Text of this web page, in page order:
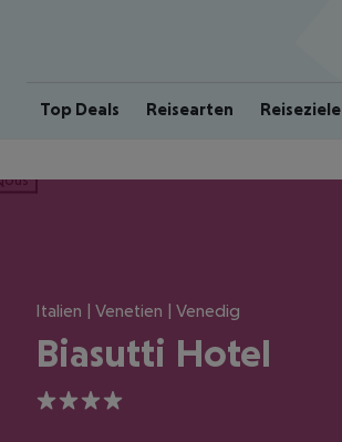
Top Deals Reisearten Reiseziele
Italien | Venetien | Venedig
Biasutti Hotel
4